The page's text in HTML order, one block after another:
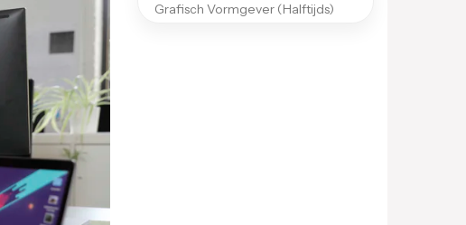
Grafisch Vormgever (Halftijds)